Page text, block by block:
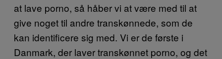
at lave porno, så håber vi at være med til at
give noget til andre transkønnede, som de
kan identificere sig med. Vi er de første i
Danmark, der laver transkønnet porno, og det